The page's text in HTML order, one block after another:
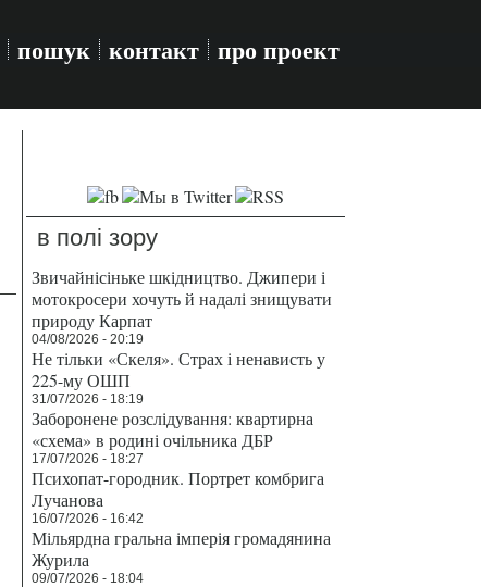
пошук контакт про проект
в полі зору
Звичайнісіньке шкідництво. Джипери і
мотокросери хочуть й надалі знищувати
природу Карпат
04/08/2026 - 20:19
Не тільки «Скеля». Страх і ненависть у
225-му ОШП
31/07/2026 - 18:19
Заборонене розслідування: квартирна
«схема» в родині очільника ДБР
17/07/2026 - 18:27
Психопат-городник. Портрет комбрига
Лучанова
16/07/2026 - 16:42
Мільярдна гральна імперія громадянина
Журила
09/07/2026 - 18:04